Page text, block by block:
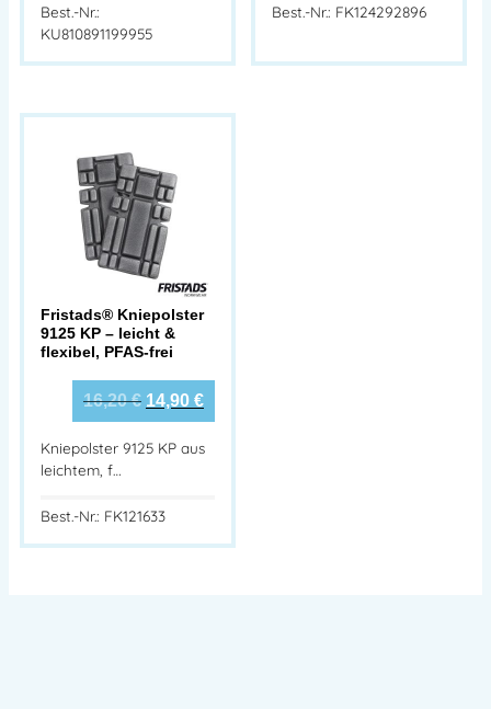
Best.-Nr.:
KU810891199955
Best.-Nr.: FK124292896
Fristads® Kniepolster
9125 KP – leicht &
flexibel, PFAS-frei
16,20€ 14,90 €
Kniepolster 9125 KP aus
leichtem, f…
Best.-Nr.: FK121633